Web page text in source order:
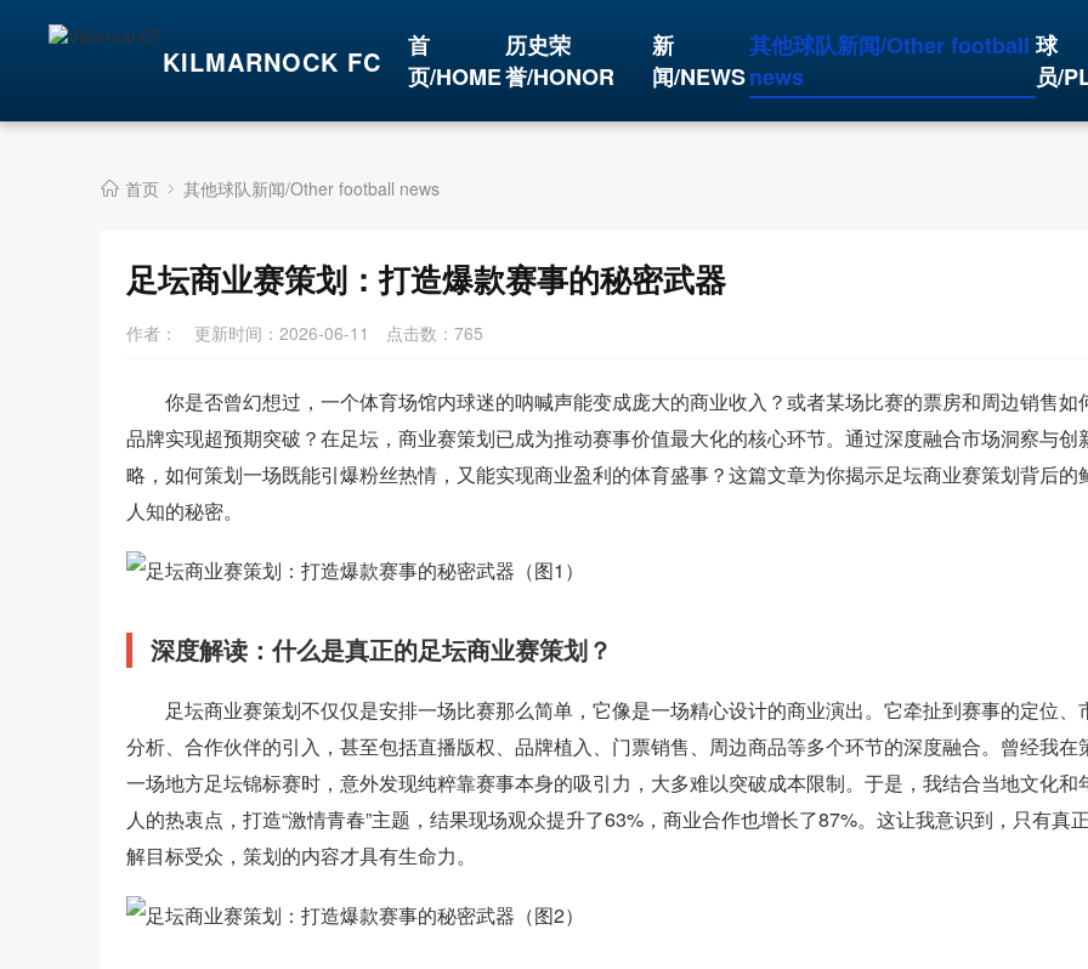
KILMARNOCK FC
首
页/HOME
历史荣
誉/HONOR
新
闻/NEWS
其他球队新闻/Other football
news
球
员/
首页 其他球队新闻/Other football news
足坛商业赛策划：打造爆款赛事的秘密武器
作者： 更新时间：2026-06-11 点击数： 765
你是否曾幻想过，一个体育场馆内球迷的呐喊声能变成庞大的商业收入？或者某场比赛的票房和周边销售如
品牌实现超预期突破？在足坛，商业赛策划已成为推动赛事价值最大化的核心环节。通过深度融合市场洞察与创
略，如何策划一场既能引爆粉丝热情，又能实现商业盈利的体育盛事？这篇文章为你揭示足坛商业赛策划背后的
人知的秘密。
深度解读：什么是真正的足坛商业赛策划？
足坛商业赛策划不仅仅是安排一场比赛那么简单，它像是一场精心设计的商业演出。它牵扯到赛事的定位、
分析、合作伙伴的引入，甚至包括直播版权、品牌植入、门票销售、周边商品等多个环节的深度融合。曾经我在
一场地方足坛锦标赛时，意外发现纯粹靠赛事本身的吸引力，大多难以突破成本限制。于是，我结合当地文化和
人的热衷点，打造“激情青春”主题，结果现场观众提升了63%，商业合作也增长了87%。这让我意识到，只有真
解目标受众，策划的内容才具有生命力。